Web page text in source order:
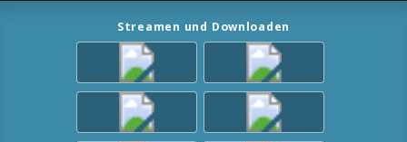
Streamen und Downloaden